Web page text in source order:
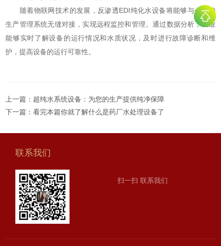
随着物联网技术的发展，反渗透EDI纯化水设备将能够与企业的
生产管理系统无缝对接，实现远程监控和管理。通过数据分析，企业
能够实时了解设备的运行情况和水质状况，及时进行故障诊断和维
护，提高设备的运行可靠性。
上一篇： 超纯水系统设备：为您的生产提供纯净保障
下一篇：看完本篇你就了解什么是药厂水处理设备了
联系我们
扫一扫 联系我们